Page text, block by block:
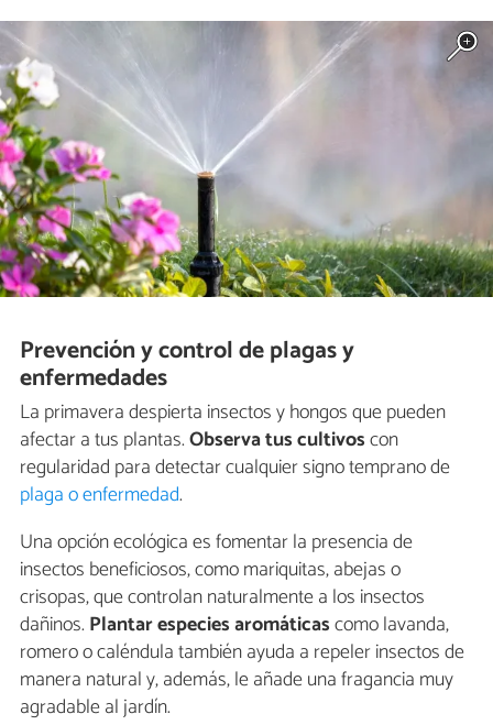
Prevención y control de plagas y
enfermedades
La primavera despierta insectos y hongos que pueden
afectar a tus plantas.Observa tus cultivoscon
regularidad para detectar cualquier signo temprano de
plaga o enfermedad.
Una opción ecológica es fomentar la presencia de
insectos beneficiosos, como mariquitas, abejas o
crisopas, que controlan naturalmente a los insectos
dañinos. Plantar especies aromáticascomo lavanda,
romero o caléndula también ayuda a repeler insectos de
manera natural y, además, le añade una fragancia muy
agradable al jardín.